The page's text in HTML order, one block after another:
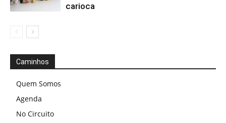
carioca
Caminhos
Quem Somos
Agenda
No Circuito